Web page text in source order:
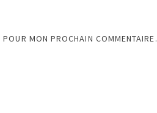
MON PROCHAIN COMMENTAIRE.